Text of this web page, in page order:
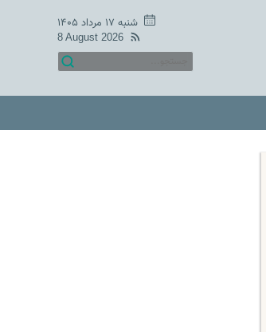
شنبه ۱۷ مرداد ۱۴۰۵
8 August 2026